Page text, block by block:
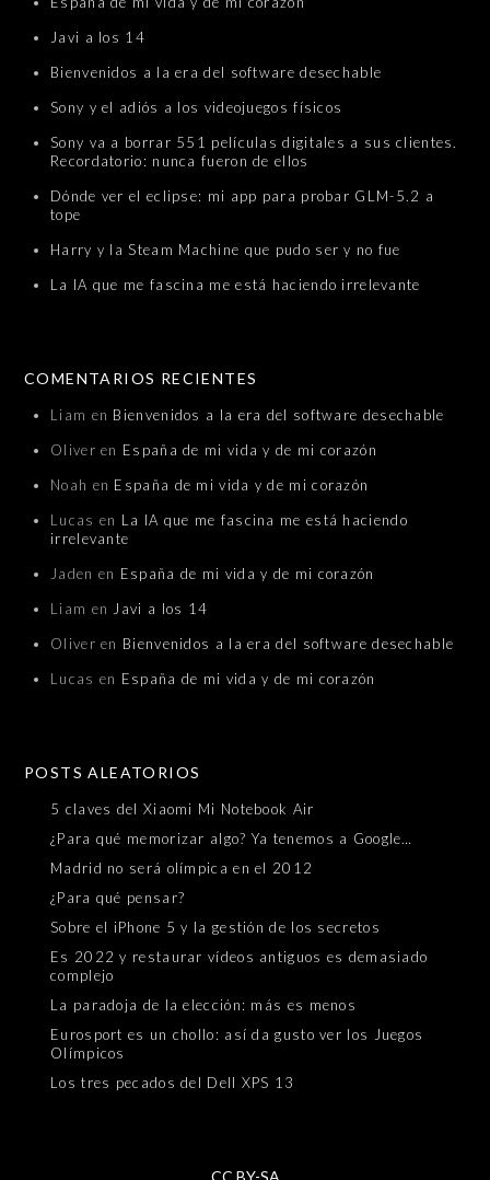
Javi a los 14
Bienvenidos a la era del software desechable
Sony y el adiós a los videojuegos físicos
Sony va a borrar 551 películas digitales a sus clientes.
Recordatorio: nunca fueron de ellos
Dónde ver el eclipse: mi app para probar GLM-5.2 a
tope
Harry y la Steam Machine que pudo ser y no fue
La IA que me fascina me está haciendo irrelevante
COMENTARIOS RECIENTES
Liam en Bienvenidos a la era del software desechable
Oliver en España de mi vida y de mi corazón
Noah en España de mi vida y de mi corazón
Lucas en La IA que me fascina me está haciendo
irrelevante
Jaden en España de mi vida y de mi corazón
Liam en Javi a los 14
Oliver en Bienvenidos a la era del software desechable
Lucas en España de mi vida y de mi corazón
POSTS ALEATORIOS
5 claves del Xiaomi Mi Notebook Air
¿Para qué memorizar algo? Ya tenemos a Google…
Madrid no será olímpica en el 2012
¿Para qué pensar?
Sobre el iPhone 5 y la gestión de los secretos
Es 2022 y restaurar vídeos antiguos es demasiado
complejo
La paradoja de la elección: más es menos
Eurosport es un chollo: así da gusto ver los Juegos
Olímpicos
Los tres pecados del Dell XPS 13
CC BY-SA